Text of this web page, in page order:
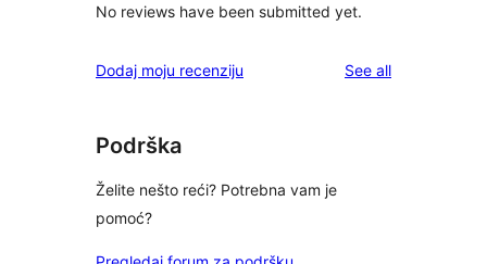
No reviews have been submitted yet.
Dodaj moju recenziju See allreviews
Podrška
Želite nešto reći? Potrebna vam je
pomoć?